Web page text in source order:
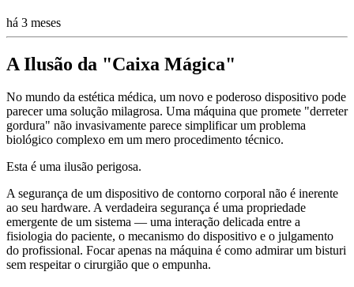
há 3 meses
A Ilusão da "Caixa Mágica"
No mundo da estética médica, um novo e poderoso dispositivo pode
parecer uma solução milagrosa. Uma máquina que promete "derreter
gordura" não invasivamente parece simplificar um problema
biológico complexo em um mero procedimento técnico.
Esta é uma ilusão perigosa.
A segurança de um dispositivo de contorno corporal não é inerente
ao seu hardware. A verdadeira segurança é uma propriedade
emergente de um sistema — uma interação delicada entre a
fisiologia do paciente, o mecanismo do dispositivo e o julgamento
do profissional. Focar apenas na máquina é como admirar um bisturi
sem respeitar o cirurgião que o empunha.